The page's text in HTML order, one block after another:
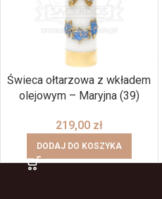
Świeca ołtarzowa z wkładem
olejowym – Maryjna (39)
219,00 zł
DODAJ DO KOSZYKA